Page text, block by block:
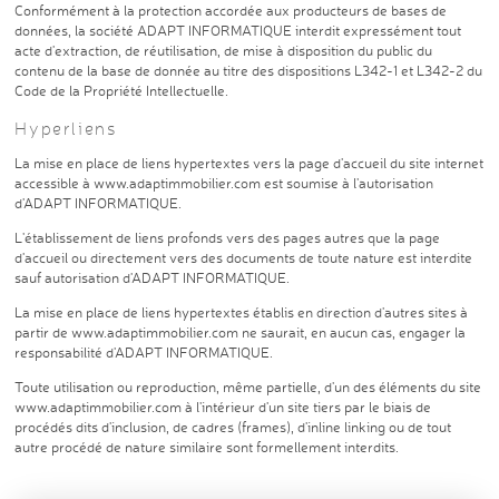
Conformément à la protection accordée aux producteurs de bases de
données, la société ADAPT INFORMATIQUE interdit expressément tout
acte d'extraction, de réutilisation, de mise à disposition du public du
contenu de la base de donnée au titre des dispositions L342-1 et L342-2 du
Code de la Propriété Intellectuelle.
Hyperliens
La mise en place de liens hypertextes vers la page d'accueil du site internet
accessible àwww.adaptimmobilier.comest soumise à l'autorisation
d'ADAPT INFORMATIQUE.
L'établissement de liens profonds vers des pages autres que la page
d'accueil ou directement vers des documents de toute nature est interdite
sauf autorisation d'ADAPT INFORMATIQUE.
La mise en place de liens hypertextes établis en direction d'autres sites à
partir dewww.adaptimmobilier.com ne saurait, en aucun cas, engager la
responsabilité d'ADAPT INFORMATIQUE.
Toute utilisation ou reproduction, même partielle, d'un des éléments du site
www.adaptimmobilier.com à l'intérieur d'un site tiers par le biais de
procédés dits d'inclusion, de cadres (frames), d'inline linking ou de tout
autre procédé de nature similaire sont formellement interdits.